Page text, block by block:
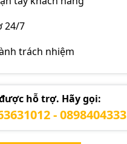
24/7
trách nhiệm
hỗ trợ. Hãy gọi:
- 0898404333